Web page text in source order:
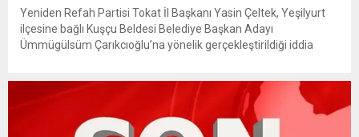
Yeniden Refah Partisi Tokat İl Başkanı Yasin Çeltek, Yeşilyurt
ilçesine bağlı Kuşçu Beldesi Belediye Başkan Adayı
Ümmügülsüm Çarıkcıoğlu’na yönelik gerçekleştirildiği iddia
tehdit ile hakarete maruz kaldığını belirterek olayın takipçisi
olacaklarını açıkladı. Seçim Otobüsünün Yanında...